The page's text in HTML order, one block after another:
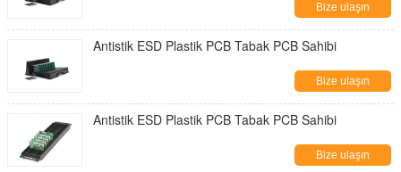
Bize ulaşın
Antistik ESD Plastik PCB Tabak PCB Sahibi
Bize ulaşın
Antistik ESD Plastik PCB Tabak PCB Sahibi
Bize ulaşın